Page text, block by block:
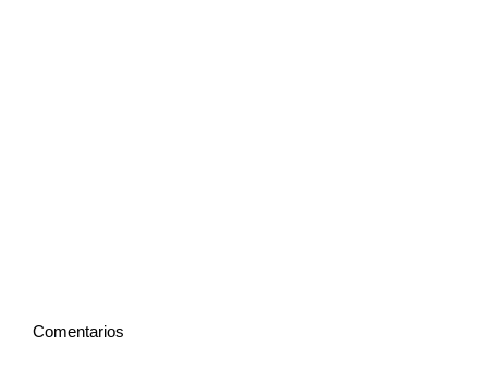
Comentarios